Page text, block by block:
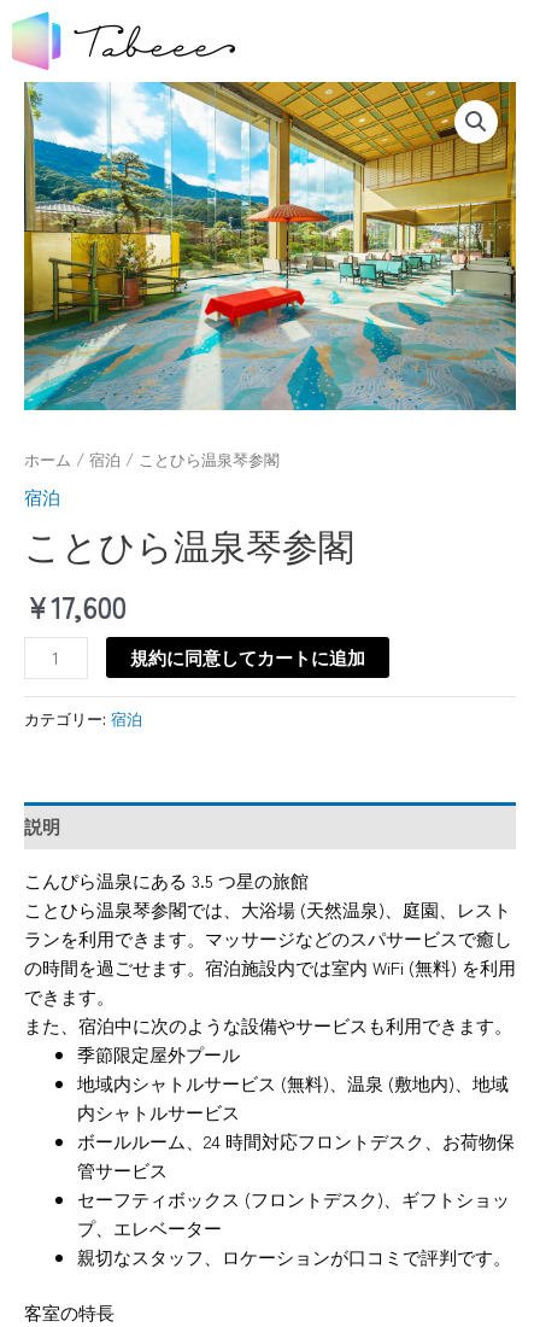
ホーム / 宿泊 / ことひら温泉琴参閣
宿泊
ことひら温泉琴参閣
¥17,600
規約に同意してカートに追加
カテゴリー: 宿泊
説明
こんぴら温泉にある 3.5 つ星の旅館
ことひら温泉琴参閣では、大浴場 (天然温泉)、庭園、レスト
ランを利用できます。マッサージなどのスパサービスで癒し
の時間を過ごせます。宿泊施設内では室内 WiFi (無料) を利用
できます。
また、宿泊中に次のような設備やサービスも利用できます。
季節限定屋外プール
地域内シャトルサービス (無料)、温泉 (敷地内)、地域
内シャトルサービス
ボールルーム、24 時間対応フロントデスク、お荷物保
管サービス
セーフティボックス (フロントデスク)、ギフトショッ
プ、エレベーター
親切なスタッフ、ロケーションが口コミで評判です。
客室の特長